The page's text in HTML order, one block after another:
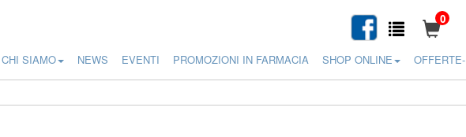
0
CHI SIAMO NEWS EVENTI PROMOZIONI IN FARMACIA SHOP ONLINE OFFERTE-